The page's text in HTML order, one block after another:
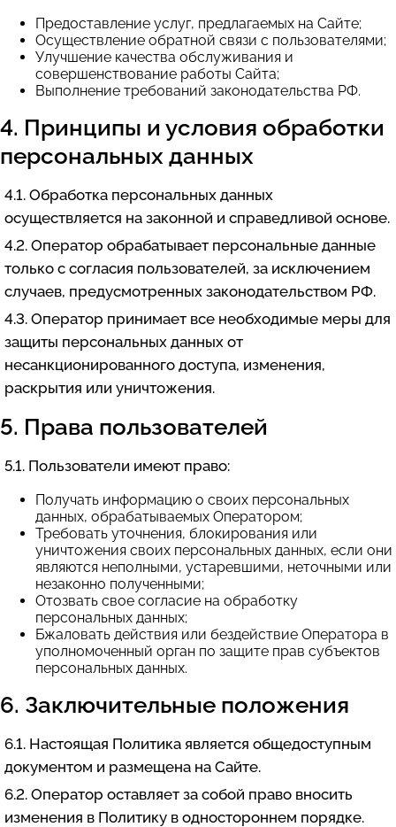
Предоставление услуг, предлагаемых на Сайте;
Осуществление обратной связи с пользователями;
Улучшение качества обслуживания и
совершенствование работы Сайта;
Выполнение требований законодательства РФ.
4. Принципы и условия обработки
персональных данных
4.1. Обработка персональных данных
осуществляется на законной и справедливой основе.
4.2. Оператор обрабатывает персональные данные
только с согласия пользователей, за исключением
случаев, предусмотренных законодательством РФ.
4.3. Оператор принимает все необходимые меры для
защиты персональных данных от
несанкционированного доступа, изменения,
раскрытия или уничтожения.
5. Права пользователей
5.1. Пользователи имеют право:
Получать информацию о своих персональных
данных, обрабатываемых Оператором;
Требовать уточнения, блокирования или
уничтожения своих персональных данных, если они
являются неполными, устаревшими, неточными или
незаконно полученными;
Отозвать свое согласие на обработку
персональных данных;
Бжаловать действия или бездействие Оператора в
уполномоченный орган по защите прав субъектов
персональных данных.
6. Заключительные положения
6.1. Настоящая Политика является общедоступным
документом и размещена на Сайте.
6.2. Оператор оставляет за собой право вносить
изменения в Политику в одностороннем порядке.